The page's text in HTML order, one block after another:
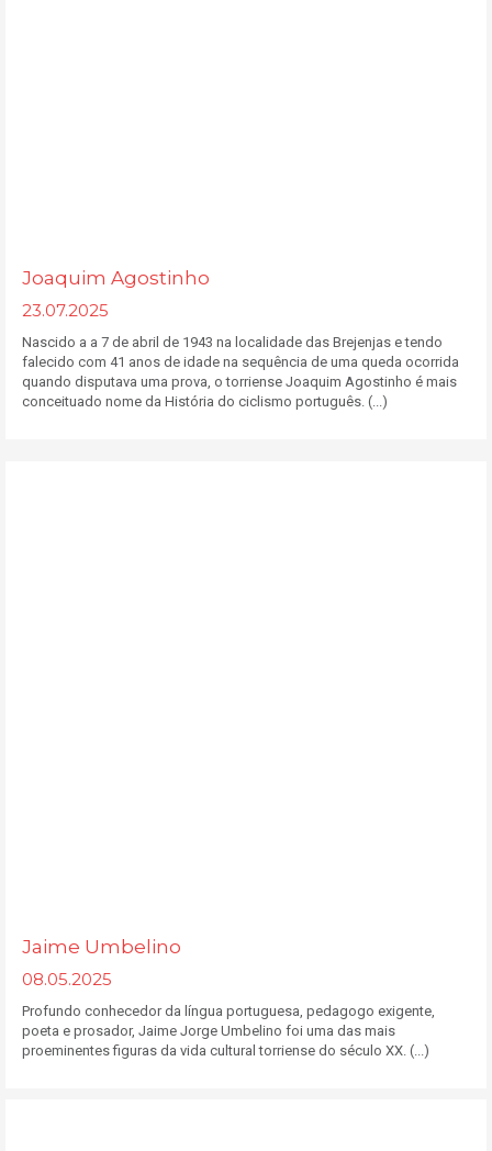
Joaquim Agostinho
23.07.2025
Nascido a a 7 de abril de 1943 na localidade das Brejenjas e tendo
falecido com 41 anos de idade na sequência de uma queda ocorrida
quando disputava uma prova, o torriense Joaquim Agostinho é mais
conceituado nome da História do ciclismo português. (...)
Jaime Umbelino
08.05.2025
Profundo conhecedor da língua portuguesa, pedagogo exigente,
poeta e prosador, Jaime Jorge Umbelino foi uma das mais
proeminentes figuras da vida cultural torriense do século XX. (...)